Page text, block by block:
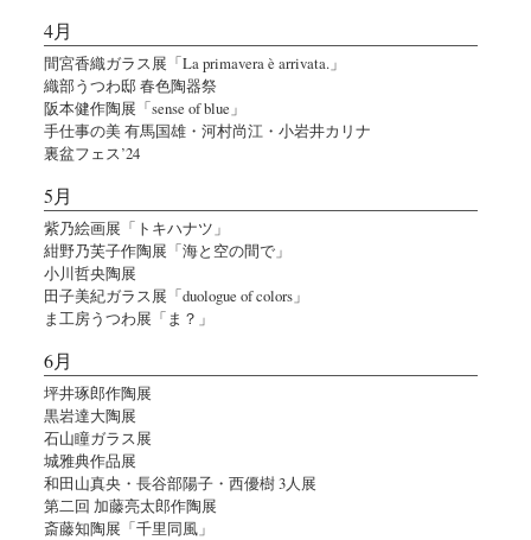
4月
間宮香織ガラス展「La primavera è arrivata.」
織部うつわ邸 春色陶器祭
阪本健作陶展「sense of blue」
手仕事の美 有馬国雄・河村尚江・小岩井カリナ
裏盆フェス’24
5月
紫乃絵画展「トキハナツ」
紺野乃芙子作陶展「海と空の間で」
小川哲央陶展
田子美紀ガラス展「duologue of colors」
ま工房うつわ展「ま？」
6月
坪井琢郎作陶展
黒岩達大陶展
石山瞳ガラス展
城雅典作品展
和田山真央・長谷部陽子・西優樹 3人展
第二回 加藤亮太郎作陶展
斎藤知陶展「千里同風」